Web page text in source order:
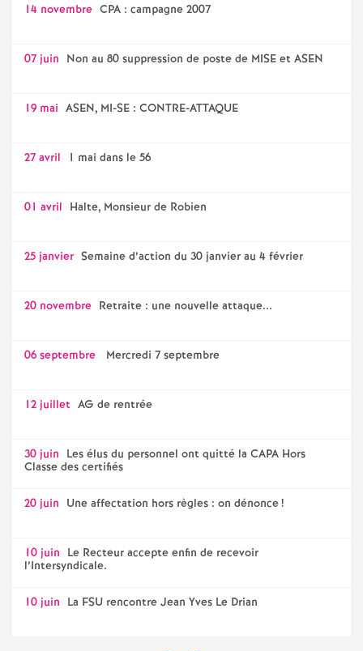
14 novembre CPA : campagne 2007
07 juin Non au 80 suppression de poste de MISE et ASEN
19 mai ASEN, MI-SE : CONTRE-ATTAQUE
27 avril 1 mai dans le 56
01 avril Halte, Monsieur de Robien
25 janvier Semaine d’action du 30 janvier au 4 février
20 novembre Retraite : une nouvelle attaque...
06 septembre Mercredi 7 septembre
12 juillet AG de rentrée
30 juin Les élus du personnel ont quitté la CAPA Hors
Classe des certifiés
20 juin Une affectation hors règles : on dénonce!
10 juin Le Recteur accepte enfin de recevoir
l’Intersyndicale.
10 juin La FSU rencontre Jean Yves Le Drian